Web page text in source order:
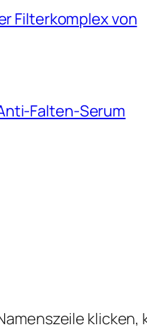
Filterkomplex von
Falten-Serum
klicken,